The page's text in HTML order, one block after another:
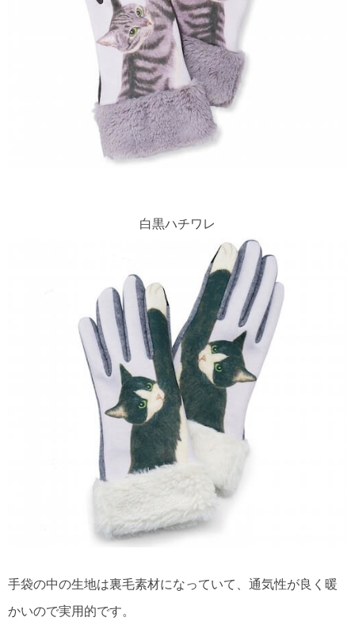
白黒ハチワレ
手袋の中の生地は裏毛素材になっていて、通気性が良く暖
かいので実用的です。